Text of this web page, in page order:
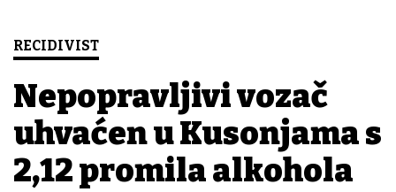
RECIDIVIST
Nepopravljivi vozač
uhvaćen u Kusonjama s
2,12 promila alkohola